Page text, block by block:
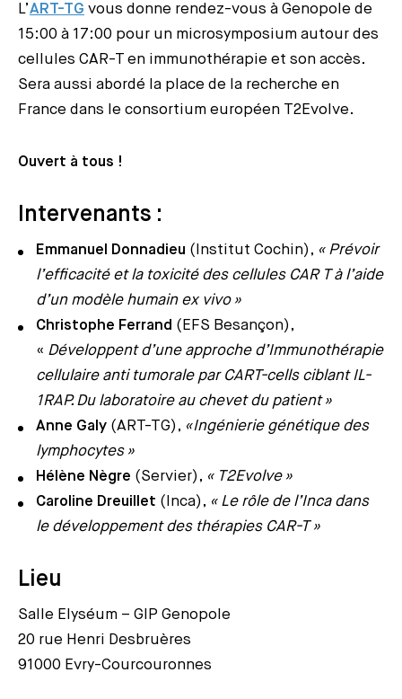
L’ART-TG vous donne rendez-vous à Genopole de
15:00 à 17:00 pour un microsymposium autour des
cellules CAR-T en immunothérapie et son accès.
Sera aussi abordé la place de la recherche en
France dans le consortium européen T2Evolve.
Ouvert à tous !
Intervenants :
Emmanuel Donnadieu (Institut Cochin), « Prévoir
l’efficacité et la toxicité des cellules CAR T à l’aide
d’un modèle humain ex vivo »
Christophe Ferrand (EFS Besançon),
« Développent d’une approche d’Immunothérapie
cellulaire anti tumorale par CART-cells ciblant IL-
1RAP. Du laboratoire au chevet du patient »
Anne Galy (ART-TG), «Ingénierie génétique des
lymphocytes »
Hélène Nègre (Servier), « T2Evolve »
Caroline Dreuillet (Inca), « Le rôle de l’Inca dans
le développement des thérapies CAR-T »
Lieu
Salle Elyséum – GIP Genopole
20 rue Henri Desbruères
91000 Evry-Courcouronnes